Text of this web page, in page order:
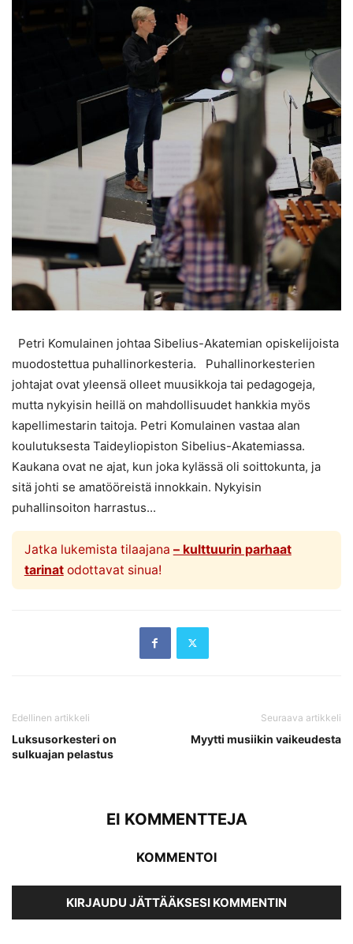
Petri Komulainen johtaa Sibelius-Akatemian opiskelijoista
muodostettua puhallinorkesteria. Puhallinorkesterien
johtajat ovat yleensä olleet muusikkoja tai pedagogeja,
mutta nykyisin heillä on mahdollisuudet hankkia myös
kapellimestarin taitoja. Petri Komulainen vastaa alan
koulutuksesta Taideyliopiston Sibelius-Akatemiassa.
Kaukana ovat ne ajat, kun joka kylässä oli soittokunta, ja
sitä johti se amatööreistä innokkain. Nykyisin
puhallinsoiton harrastus...
Jatka lukemista tilaajana – kulttuurin parhaat
tarinatodottavat sinua!
Edellinen artikkeli
Luksusorkesteri on
sulkuajan pelastus
Seuraava artikkeli
Myytti musiikin vaikeudesta
EI KOMMENTTEJA
KOMMENTOI
KIRJAUDU JÄTTÄÄKSESI KOMMENTIN